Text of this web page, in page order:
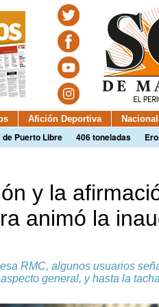
Afición Deportiva
de Puerto Libre 406 toneladas
y la
animó la
RMC, algunos usuarios
general, y hasta la